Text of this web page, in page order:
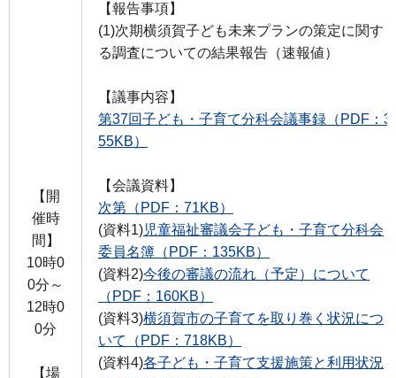
【開
催時
間】
10時0
0分～
12時0
0分
【場
【報告事項】
(1)次期横須賀子ども未来プランの策定に関す
る調査についての結果報告（速報値）
【議事内容】
第37回子ども・子育て分科会議事録（PDF：3
55KB）
【会議資料】
次第（PDF：71KB）
(資料1)児童福祉審議会子ども・子育て分科会
委員名簿（PDF：135KB）
(資料2)今後の審議の流れ（予定）について
（PDF：160KB）
(資料3)横須賀市の子育てを取り巻く状況につ
いて（PDF：718KB）
(資料4)各子ども・子育て支援施策と利用状況